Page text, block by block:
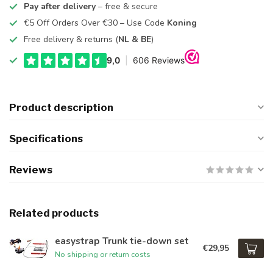
Pay after delivery – free & secure
€5 Off Orders Over €30 – Use Code Koning
Free delivery & returns (NL & BE)
Product description
Specifications
Reviews
Related products
easystrap Trunk tie-down set
No shipping or return costs
€29,95